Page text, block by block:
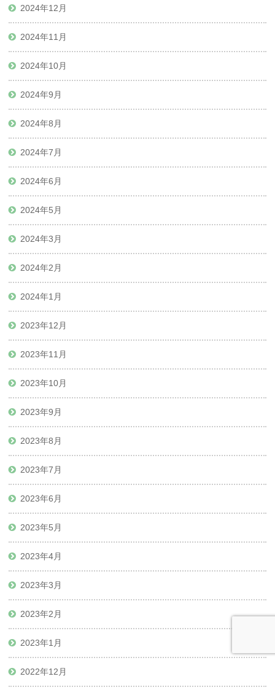
2024年12月
2024年11月
2024年10月
2024年9月
2024年8月
2024年7月
2024年6月
2024年5月
2024年3月
2024年2月
2024年1月
2023年12月
2023年11月
2023年10月
2023年9月
2023年8月
2023年7月
2023年6月
2023年5月
2023年4月
2023年3月
2023年2月
2023年1月
2022年12月